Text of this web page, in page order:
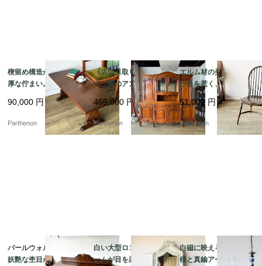
楔留め構造が映える重
厚な佇まい。力強いオ
ークの木目を楽しむコ
ーヒーテーブル【t32
0】
90,000 円
Parthenon
《店頭引取り限定》ロ
ココ調のアンティーク
風大型キャビネット。
空間を圧倒的な気品で
彩るガラス扉付きのカ
ップボード。【k207】
465,000 円
Parthenon
エルム材の美しい木目
が目を惹く、温かみあ
る空間を演出するヴィ
ンテージ調の木製ウィ
ンザーチェア【c349】
51,000 円
Parthenon
バールウォルナットの
妖艶な杢目が目を惹
白い大型ロココ調フレ
ームが目を惹く、空間
白磁に映える青い花模
様と真鍮アームのコン